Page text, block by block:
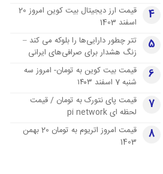
4
قیمت ارز دیجیتال بیت کوین امروز 20
اسفند 1403
5
تتر چطور دارایی‌ها را بلوکه می کند –
زنگ هشدار برای صرافی‌های ایرانی
6
قیمت بیت کوین به تومان- امروز سه
شنبه 7 اسفند ۱۴۰۳
7
قیمت پای نتورک به تومان / قیمت
لحظه ای pi network
8
قیمت امروز اتریوم به تومان 20 بهمن
1403